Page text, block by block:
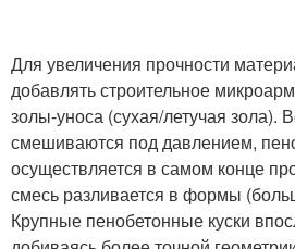
Для увеличения прочности
добавлять строительное
золы-уноса (сухая/летучая зола).
смешиваются под давлением,
осуществляется в самом конце
смесь разливается в формы
Крупные пенобетонные куски